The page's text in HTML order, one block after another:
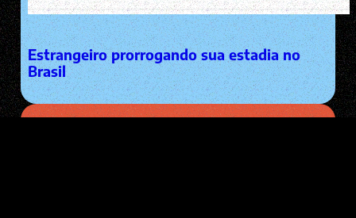
Estrangeiro prorrogando sua estadia no
Brasil